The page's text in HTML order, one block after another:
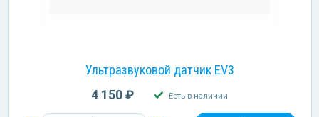
Ультразвуковой датчик EV3
4 150 ₽ Есть в наличии